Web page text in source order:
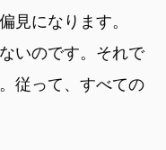
見になります。
いのです。それで
従って、すべての